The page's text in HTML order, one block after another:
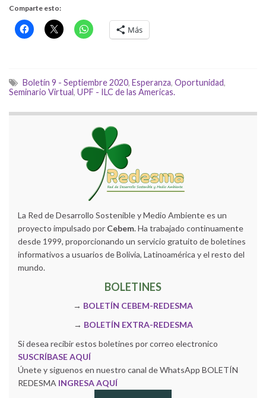
Comparte esto:
Más
Boletín 9 - Septiembre 2020, Esperanza, Oportunidad,
Seminario Virtual, UPF - ILC de las Americas.
La Red de Desarrollo Sostenible y Medio Ambiente es un
proyecto impulsado por Cebem. Ha trabajado continuamente
desde 1999, proporcionando un servicio gratuito de boletines
informativos a usuarios de Bolivia, Latinoamérica y el resto del
mundo.
BOLETINES
→ BOLETÍN CEBEM-REDESMA
→ BOLETÍN EXTRA-REDESMA
Si desea recibir estos boletines por correo electronico
SUSCRÍBASE AQUÍ
Únete y siguenos en nuestro canal de WhatsApp BOLETÍN
REDESMA INGRESA AQUÍ